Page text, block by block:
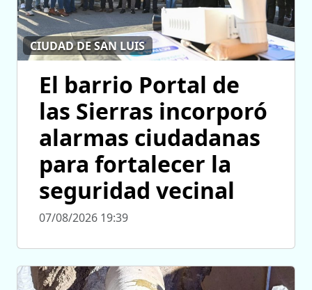
CIUDAD DE SAN LUIS
El barrio Portal de
las Sierras incorporó
alarmas ciudadanas
para fortalecer la
seguridad vecinal
07/08/2026 19:39